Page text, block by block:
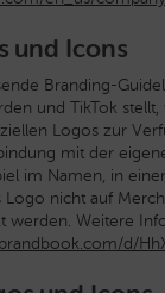
und Icons
Branding-
und TikTok
Logos zur
mit der
im Namen, in
Logo nicht auf
werden. Weitere
d/